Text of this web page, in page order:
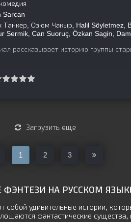
ФЭНТЕЗИ НА РУССКОМ
собой удивительные истории,
фантастические
Sarcan
Танкер, Озюм Чакыр, Halil Söyletmez,
Sermik, Can Suoruç, Özkan Sagin,
рассказывает историю группы
Загрузить еще
1 2 3